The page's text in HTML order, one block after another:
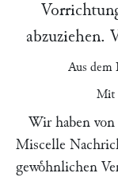
abzuziehen.
Aus dem
Mit
Wir haben
Miscelle
gewoͤhnlichen